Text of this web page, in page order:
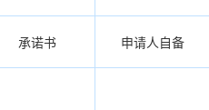
承诺书 申请人自备